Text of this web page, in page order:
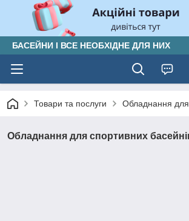
БАСЕЙНИ І ВСЕ НЕОБХІДНЕ ДЛЯ НИХ
Товари та послуги Обладнання для
Обладнання для спортивних